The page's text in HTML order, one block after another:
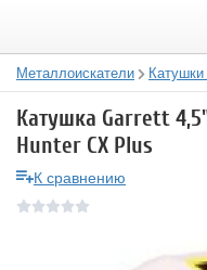
Металлоискатели
Катушка Garrett
Hunter CX Plus
К сравнению